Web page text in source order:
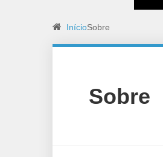
InícioSobre
Sobre